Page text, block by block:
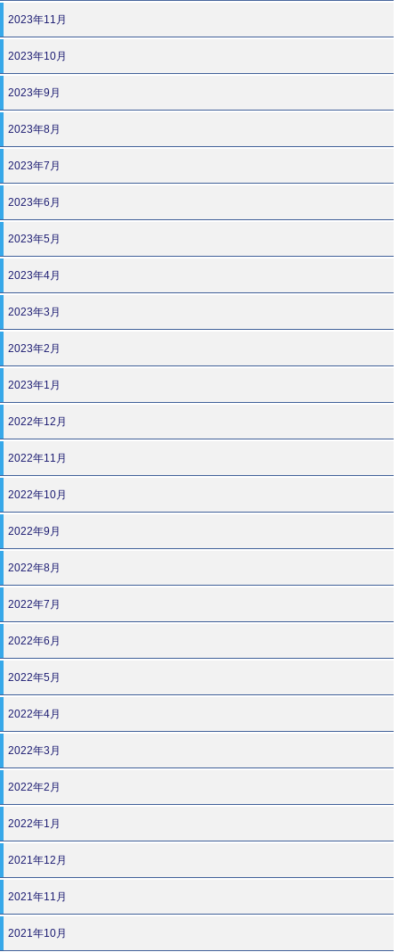
2023年11月
2023年10月
2023年9月
2023年8月
2023年7月
2023年6月
2023年5月
2023年4月
2023年3月
2023年2月
2023年1月
2022年12月
2022年11月
2022年10月
2022年9月
2022年8月
2022年7月
2022年6月
2022年5月
2022年4月
2022年3月
2022年2月
2022年1月
2021年12月
2021年11月
2021年10月